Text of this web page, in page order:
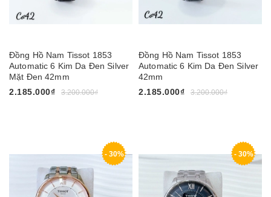
Đồng Hồ Nam Tissot 1853
Automatic 6 Kim Da Đen Silver
Mặt Đen 42mm
2.185.000₫
3.200.000₫
Đồng Hồ Nam Tissot 1853
Automatic 6 Kim Da Đen Silver
42mm
2.185.000₫
3.200.000₫
- 30% - 30%